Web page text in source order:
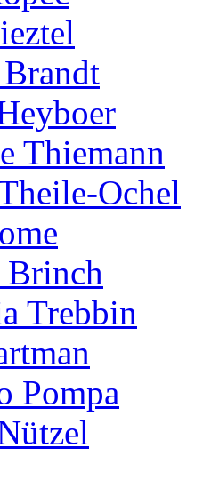
Thiemann
Ochel
Brinch
Trebbin
Pompa